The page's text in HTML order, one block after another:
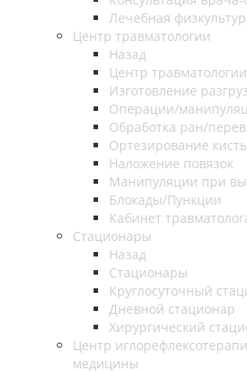
Лечебная
Центр травматологии
Назад
Центр травматологии
Изготовление
Операции/
Обработка ран/
Ортезирование
Наложение повязок
Манипуляции при
Блокады/Пункции
Кабинет
Стационары
Назад
Стационары
Круглосуточный
Дневной стационар
Хирургический
Центр
медицины